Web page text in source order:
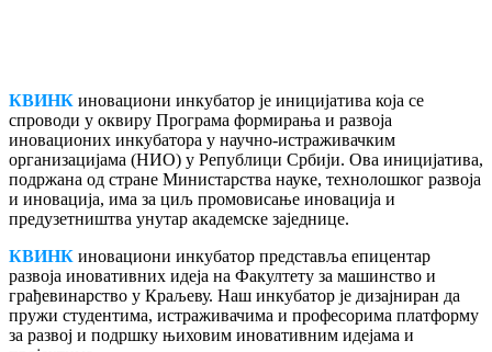
КВИНК иновациони инкубатор је иницијатива која се
спроводи у оквиру Програма формирања и развоја
иновационих инкубатора у научно-истраживачким
организацијама (НИО) у Републици Србији. Ова иницијатива,
подржана од стране Министарства науке, технолошког развоја
и иновација, има за циљ промовисање иновација и
предузетништва унутар академске заједнице.
КВИНК иновациони инкубатор представља епицентар
развоја иновативних идеја на Факултету за машинство и
грађевинарство у Краљеву. Наш инкубатор је дизајниран да
пружи студентима, истраживачима и професорима платформу
за развој и подршку њиховим иновативним идејама и